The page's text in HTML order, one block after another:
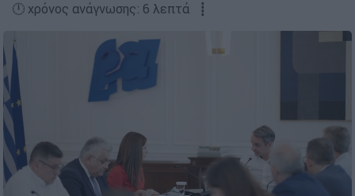
🕛 χρόνος ανάγνωσης: 6 λεπτά ┋